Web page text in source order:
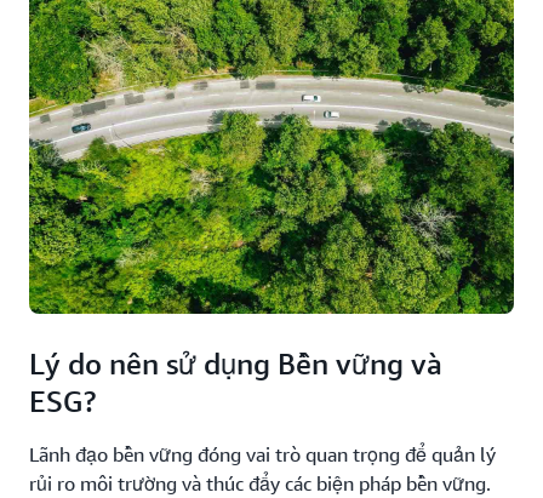
Lý do nên sử dụng Bền vững và
ESG?
Lãnh đạo bền vững đóng vai trò quan trọng để quản lý
rủi ro môi trường và thúc đẩy các biện pháp bền vững.